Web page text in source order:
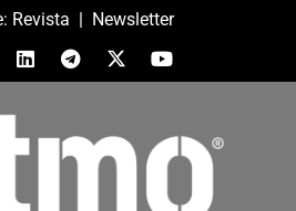
Revista | Newsletter